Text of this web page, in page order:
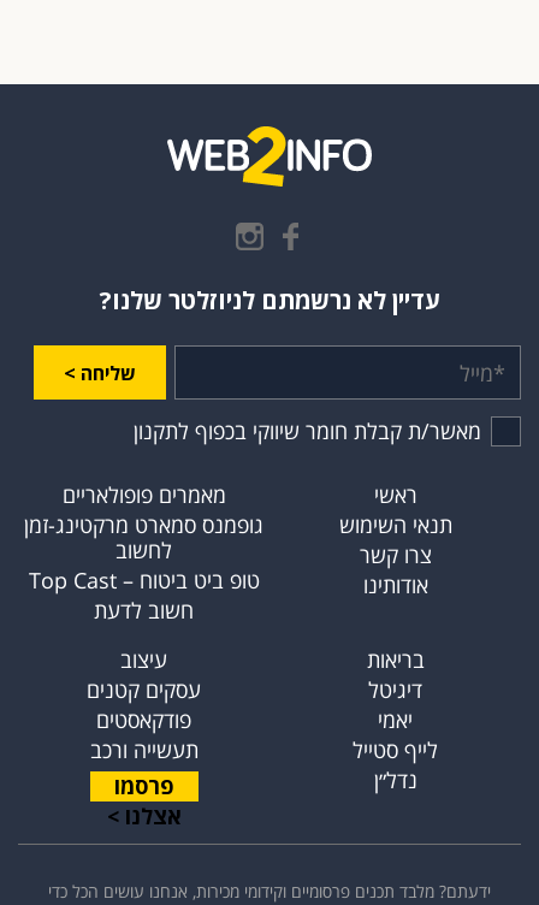
עדיין לא נרשמתם לניוזלטר שלנו?
שליחה >
מאשר/ת קבלת חומר שיווקי בכפוף לתקנון
ראשי
תנאי השימוש
צרו קשר
אודותינו
מאמרים פופולאריים
גופמנס סמארט מרקטינג-זמן
לחשוב
טופ ביט ביטוח – Top Cast
חשוב לדעת
בריאות
דיגיטל
יאמי
לייף סטייל
נדל״ן
עיצוב
עסקים קטנים
פודקאסטים
תעשייה ורכב
פרסמו
אצלנו >
ידעתם? מלבד תכנים פרסומיים וקידומי מכירות, אנחנו עושים הכל כדי